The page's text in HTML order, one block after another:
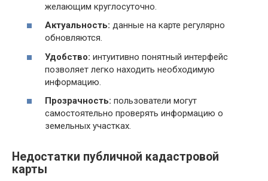
желающим круглосуточно.
Актуальность: данные на карте регулярно
обновляются.
Удобство: интуитивно понятный интерфейс
позволяет легко находить необходимую
информацию.
Прозрачность: пользователи могут
самостоятельно проверять информацию о
земельных участках.
Недостатки публичной кадастровой
карты